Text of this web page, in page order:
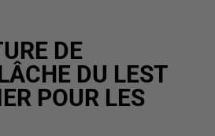
DE
DU LEST
POUR LES